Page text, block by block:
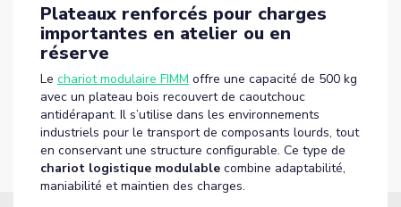
Plateaux renforcés pour charges
importantes en atelier ou en
réserve
Le chariot modulaire FIMM offre une capacité de 500 kg
avec un plateau bois recouvert de caoutchouc
antidérapant. Il s’utilise dans les environnements
industriels pour le transport de composants lourds, tout
en conservant une structure configurable. Ce type de
chariot logistique modulable combine adaptabilité,
maniabilité et maintien des charges.